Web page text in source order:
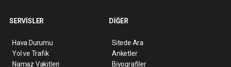
SERVİSLER
Hava Durumu
Yol ve Trafik
Namaz Vakitleri
DİĞER
Sitede Ara
Anketler
Biyografiler